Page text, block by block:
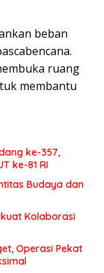
beban
ruang
membantu
ke-357,
ke-81 RI
Budaya dan
Kolaborasi
Operasi Pekat